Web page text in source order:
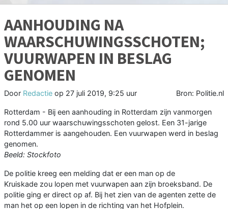
AANHOUDING NA
WAARSCHUWINGSSCHOTEN;
VUURWAPEN IN BESLAG
GENOMEN
Door Redactie op 27 juli 2019, 9:25 uur Bron: Politie.nl
Rotterdam - Bij een aanhouding in Rotterdam zijn vanmorgen
rond 5.00 uur waarschuwingsschoten gelost. Een 31-jarige
Rotterdammer is aangehouden. Een vuurwapen werd in beslag
genomen.
Beeld: Stockfoto
De politie kreeg een melding dat er een man op de
Kruiskade zou lopen met vuurwapen aan zijn broeksband. De
politie ging er direct op af. Bij het zien van de agenten zette de
man het op een lopen in de richting van het Hofplein.